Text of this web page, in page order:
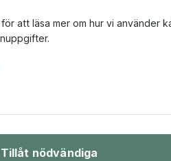
att läsa mer om hur vi använder
Tillåt nödvändiga